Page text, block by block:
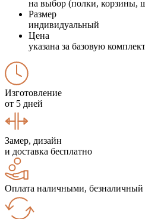
на выбор (полки, корзины,
Размер
индивидуальный
Цена
указана за базовую
Изготовление
от 5 дней
Замер, дизайн
и доставка бесплатно
Оплата наличными, безналичный